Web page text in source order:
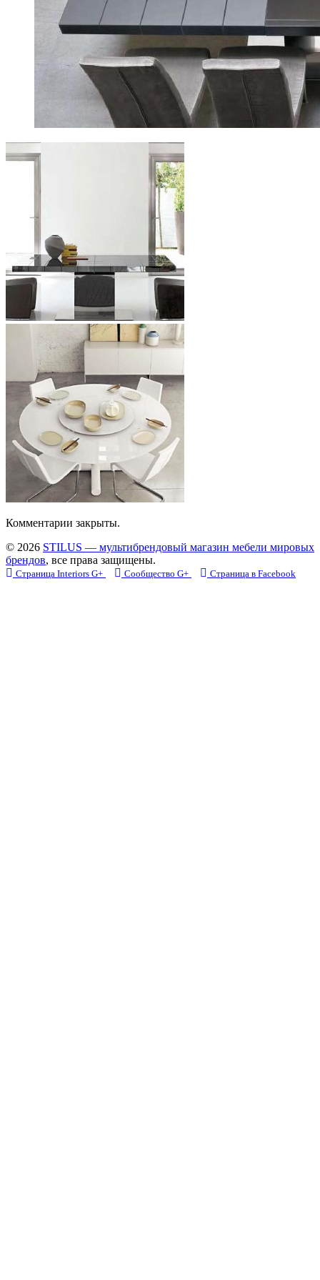
Комментарии закрыты.
© 2026 STILUS — мультибрендовый магазин мебели мировых
брендов, все права защищены.
Страница Interiors G+ Сообщество G+ Страница в Facebook